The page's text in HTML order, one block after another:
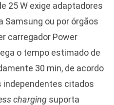
25 W exige adaptadores
Samsung ou por órgãos
carregador Power
o tempo estimado de
30 min, de acordo
citados
chargingsuporta